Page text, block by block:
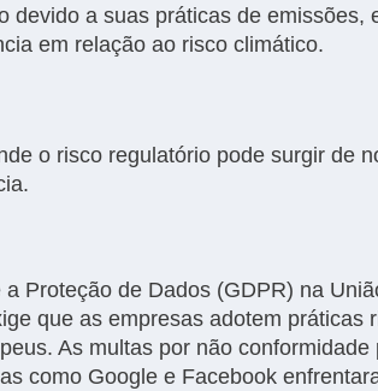
devido a suas práticas de emissões,
em relação ao risco climático.
o risco regulatório pode surgir de
Proteção de Dados (GDPR) na
que as empresas adotem práticas
As multas por não
como Google e Facebook